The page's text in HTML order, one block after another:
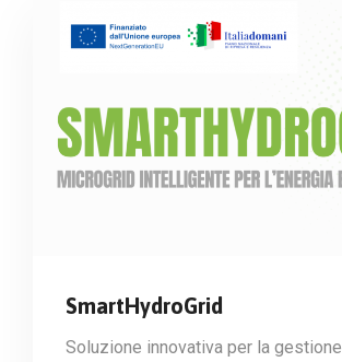
SmartHydroGrid
Soluzione innovativa per la gestione